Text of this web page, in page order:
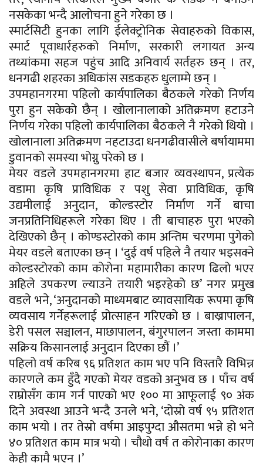
नसकेका भन्दै आलोचना हुने गरेका छ ।
स्मार्टसिटी हुनका लागि ईलेक्ट्रोनिक सेवाहरुको विकास,
स्मार्ट पूवाधार्रहरुको निर्माण, सरकारी लगायत अन्य
तथ्यांकमा सहज पहुंच आदि अनिवार्य सर्तहरु छन् । तर,
धनगढी शहरका अधिकांस सडकहरु धुलाम्मे छन् ।
उपमहानगरमा पहिलो कार्यपालिका बैठकले गरेको निर्णय
पुरा हुन सकेको छैन् । खोलानालाको अतिक्रमण हटाउने
निर्णय गरेका पहिलो कार्यपालिका बैठकले नै गरेको थियो ।
खोलानाला अतिक्रमण नहटाउदा धनगढीवासीले बर्षायाममा
डुवानको समस्या भोग्नु परेको छ ।
मेयर वडले उपमहानगरमा हाट बजार व्यवस्थापन, प्रत्येक
वडामा कृषि प्राविधिक र पशु सेवा प्राविधिक, कृषि
उद्यमीलाई अनुदान, कोल्डस्टोर निर्माण गर्ने बाचा
जनप्रतिनिधिहरूले गरेका थिए । ती बाचाहरु पुरा भएको
देखिएको छैन् । कोण्डस्टोरको काम अन्तिम चरणमा पुगेको
मेयर वडले बताएका छन् । ‘दुई वर्ष पहिले नै तयार भइसक्ने
कोल्डस्टोरको काम कोरोना महामारीका कारण ढिलो भएर
अहिले उपकरण ल्याउने तयारी भइरहेको छ’ नगर प्रमुख
वडले भने, ‘अनुदानको माध्यमबाट व्यावसायिक रूपमा कृषि
व्यवसाय गर्नेहरूलाई प्रोत्साहन गरिएको छ । बाख्रापालन,
डेरी पसल सञ्चालन, माछापालन, बंगुरपालन जस्ता काममा
सक्रिय किसानलाई अनुदान दिएका छौं ।’
पहिलो वर्ष करिब ९६ प्रतिशत काम भए पनि विस्तारै विभिन्न
कारणले कम हुँदै गएको मेयर वडको अनुभव छ । पाँच वर्ष
राम्रोसँग काम गर्न पाएको भए १०० मा आफूलाई ९० अंक
दिने अवस्था आउने भन्दै उनले भने, ‘दोस्रो वर्ष ९५ प्रतिशत
काम भयो । तर तेस्रो वर्षमा आइपुग्दा औसतमा भन्ने हो भने
४० प्रतिशत काम मात्र भयो । चौथो वर्ष त कोरोनाका कारण
केही कामै भएन ।’